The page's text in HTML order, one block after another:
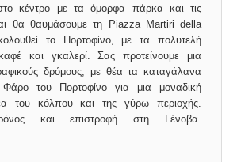
κέντρο με τα όμορφα πάρκα και τις
θα θαυμάσουμε τη Piazza Martiri della
το Πορτοφίνο, με τα πολυτελή
και γκαλερί. Σας προτείνουμε μια
δρόμους, με θέα τα καταγάλανα
του Πορτοφίνο για μια μοναδική
του κόλπου και της γύρω περιοχής.
και επιστροφή στη Γένοβα.